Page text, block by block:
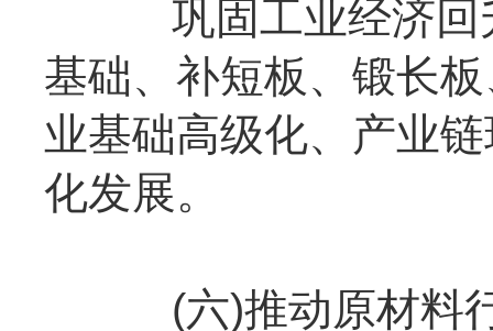
巩固工业经济回
基础、补短板、锻长
业基础高级化、产业
化发展。
(六)推动原材料行